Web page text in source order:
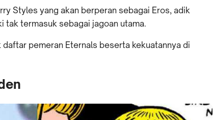
Styles yang akan berperan sebagai Eros, adik
tak termasuk sebagai jagoan utama.
daftar pemeran Eternals beserta kekuatannya di